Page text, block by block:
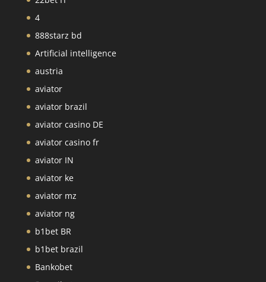
4
888starz bd
Artificial intelligence
austria
aviator
aviator brazil
aviator casino DE
aviator casino fr
aviator IN
aviator ke
aviator mz
aviator ng
b1bet BR
b1bet brazil
Bankobet